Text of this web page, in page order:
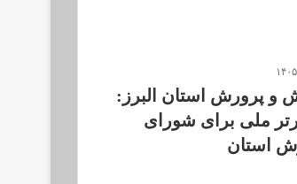
۱۴
و پرورش استان البرز:
ملی برای شورای
استان